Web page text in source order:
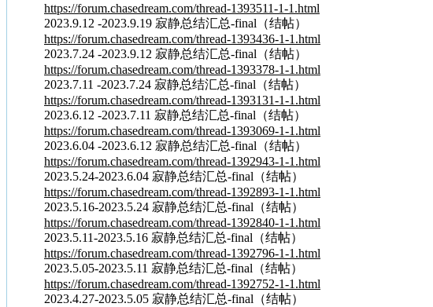
https://forum.chasedream.com/thread-1393511-1-1.html
2023.9.12 -2023.9.19 寂静总结汇总-final（结帖）
https://forum.chasedream.com/thread-1393436-1-1.html
2023.7.24 -2023.9.12 寂静总结汇总-final（结帖）
https://forum.chasedream.com/thread-1393378-1-1.html
2023.7.11 -2023.7.24 寂静总结汇总-final（结帖）
https://forum.chasedream.com/thread-1393131-1-1.html
2023.6.12 -2023.7.11 寂静总结汇总-final（结帖）
https://forum.chasedream.com/thread-1393069-1-1.html
2023.6.04 -2023.6.12 寂静总结汇总-final（结帖）
https://forum.chasedream.com/thread-1392943-1-1.html
2023.5.24-2023.6.04 寂静总结汇总-final（结帖）
https://forum.chasedream.com/thread-1392893-1-1.html
2023.5.16-2023.5.24 寂静总结汇总-final（结帖）
https://forum.chasedream.com/thread-1392840-1-1.html
2023.5.11-2023.5.16 寂静总结汇总-final（结帖）
https://forum.chasedream.com/thread-1392796-1-1.html
2023.5.05-2023.5.11 寂静总结汇总-final（结帖）
https://forum.chasedream.com/thread-1392752-1-1.html
2023.4.27-2023.5.05 寂静总结汇总-final（结帖）